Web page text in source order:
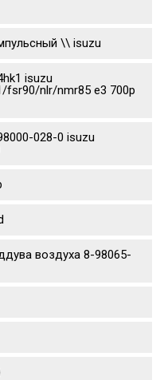
\\ isuzu
isuzu
fsr90/nlr/nmr85 e3 700p
028-0 isuzu
воздуха 8-98065-